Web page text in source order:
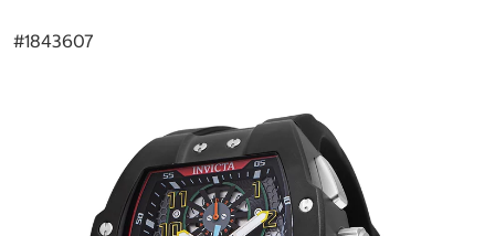
#1843607